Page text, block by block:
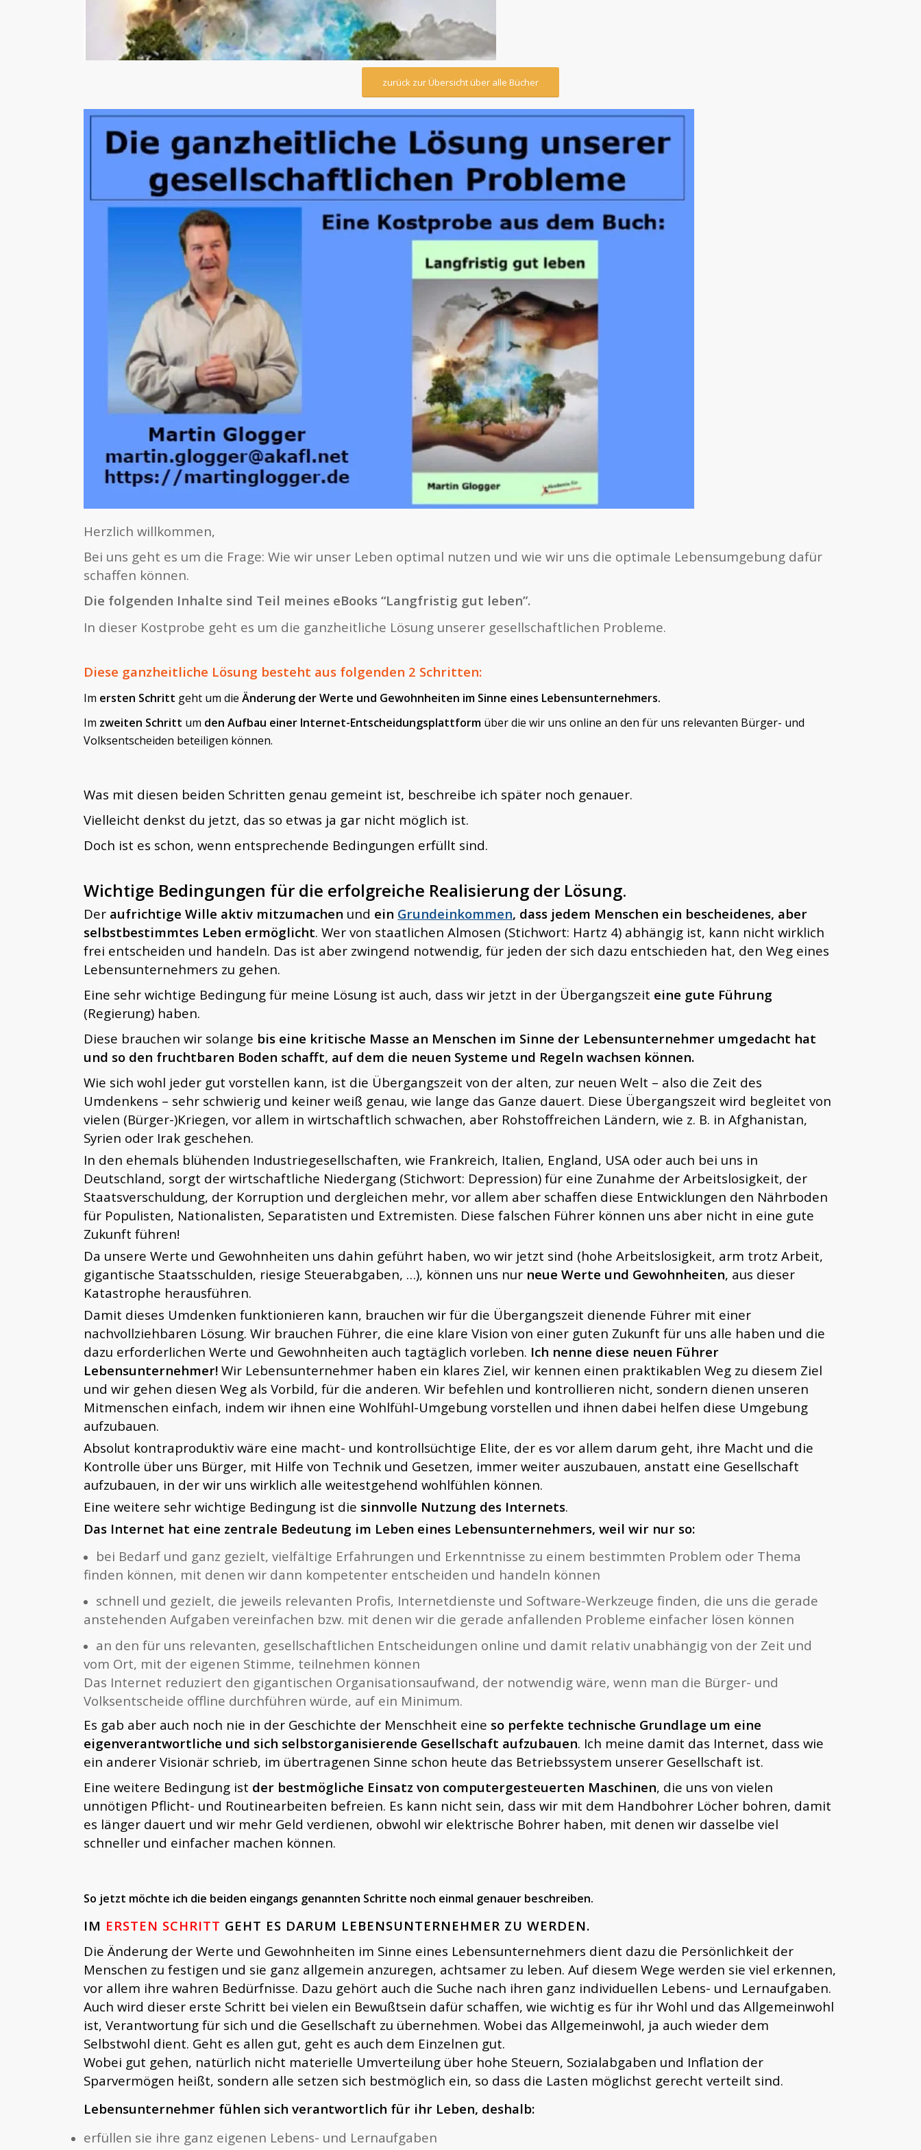
zurück zur Übersicht über alle Bücher
Herzlich willkommen,
Bei uns geht es um die Frage: Wie wir unser Leben optimal nutzen und wie wir uns die optimale Lebensumgebung dafür
schaffen können.
Die folgenden Inhalte sind Teil meines eBooks “Langfristig gut leben”.
In dieser Kostprobe geht es um die ganzheitliche Lösung unserer gesellschaftlichen Probleme.
Diese ganzheitliche Lösung besteht aus folgenden 2 Schritten:
Im ersten Schritt geht um die Änderung der Werte und Gewohnheiten im Sinne eines Lebensunternehmers.
Im zweiten Schritt um den Aufbau einer Internet-Entscheidungsplattform über die wir uns online an den für uns relevanten Bürger- und
Volksentscheiden beteiligen können.
Was mit diesen beiden Schritten genau gemeint ist, beschreibe ich später noch genauer.
Vielleicht denkst du jetzt, das so etwas ja gar nicht möglich ist.
Doch ist es schon, wenn entsprechende Bedingungen erfüllt sind.
Wichtige Bedingungen für die erfolgreiche Realisierung der Lösung.
Der aufrichtige Wille aktiv mitzumachen und ein Grundeinkommen, dass jedem Menschen ein bescheidenes, aber
selbstbestimmtes Leben ermöglicht. Wer von staatlichen Almosen (Stichwort: Hartz 4) abhängig ist, kann nicht wirklich
frei entscheiden und handeln. Das ist aber zwingend notwendig, für jeden der sich dazu entschieden hat, den Weg eines
Lebensunternehmers zu gehen.
Eine sehr wichtige Bedingung für meine Lösung ist auch, dass wir jetzt in der Übergangszeit eine gute Führung
(Regierung) haben.
Diese brauchen wir solange bis eine kritische Masse an Menschen im Sinne der Lebensunternehmer umgedacht hat
und so den fruchtbaren Boden schafft, auf dem die neuen Systeme und Regeln wachsen können.
Wie sich wohl jeder gut vorstellen kann, ist die Übergangszeit von der alten, zur neuen Welt – also die Zeit des
Umdenkens – sehr schwierig und keiner weiß genau, wie lange das Ganze dauert. Diese Übergangszeit wird begleitet von
vielen (Bürger-)Kriegen, vor allem in wirtschaftlich schwachen, aber Rohstoffreichen Ländern, wie z. B. in Afghanistan,
Syrien oder Irak geschehen.
In den ehemals blühenden Industriegesellschaften, wie Frankreich, Italien, England, USA oder auch bei uns in
Deutschland, sorgt der wirtschaftliche Niedergang (Stichwort: Depression) für eine Zunahme der Arbeitslosigkeit, der
Staatsverschuldung, der Korruption und dergleichen mehr, vor allem aber schaffen diese Entwicklungen den Nährboden
für Populisten, Nationalisten, Separatisten und Extremisten. Diese falschen Führer können uns aber nicht in eine gute
Zukunft führen!
Da unsere Werte und Gewohnheiten uns dahin geführt haben, wo wir jetzt sind (hohe Arbeitslosigkeit, arm trotz Arbeit,
gigantische Staatsschulden, riesige Steuerabgaben, …), können uns nur neue Werte und Gewohnheiten, aus dieser
Katastrophe herausführen.
Damit dieses Umdenken funktionieren kann, brauchen wir für die Übergangszeit dienende Führer mit einer
nachvollziehbaren Lösung. Wir brauchen Führer, die eine klare Vision von einer guten Zukunft für uns alle haben und die
dazu erforderlichen Werte und Gewohnheiten auch tagtäglich vorleben. Ich nenne diese neuen Führer
Lebensunternehmer! Wir Lebensunternehmer haben ein klares Ziel, wir kennen einen praktikablen Weg zu diesem Ziel
und wir gehen diesen Weg als Vorbild, für die anderen. Wir befehlen und kontrollieren nicht, sondern dienen unseren
Mitmenschen einfach, indem wir ihnen eine Wohlfühl-Umgebung vorstellen und ihnen dabei helfen diese Umgebung
aufzubauen.
Absolut kontraproduktiv wäre eine macht- und kontrollsüchtige Elite, der es vor allem darum geht, ihre Macht und die
Kontrolle über uns Bürger, mit Hilfe von Technik und Gesetzen, immer weiter auszubauen, anstatt eine Gesellschaft
aufzubauen, in der wir uns wirklich alle weitestgehend wohlfühlen können.
Eine weitere sehr wichtige Bedingung ist die sinnvolle Nutzung des Internets.
Das Internet hat eine zentrale Bedeutung im Leben eines Lebensunternehmers, weil wir nur so:
bei Bedarf und ganz gezielt, vielfältige Erfahrungen und Erkenntnisse zu einem bestimmten Problem oder Thema
finden können, mit denen wir dann kompetenter entscheiden und handeln können
schnell und gezielt, die jeweils relevanten Profis, Internetdienste und Software-Werkzeuge finden, die uns die gerade
anstehenden Aufgaben vereinfachen bzw. mit denen wir die gerade anfallenden Probleme einfacher lösen können
an den für uns relevanten, gesellschaftlichen Entscheidungen online und damit relativ unabhängig von der Zeit und
vom Ort, mit der eigenen Stimme, teilnehmen können
Das Internet reduziert den gigantischen Organisationsaufwand, der notwendig wäre, wenn man die Bürger- und
Volksentscheide offline durchführen würde, auf ein Minimum.
Es gab aber auch noch nie in der Geschichte der Menschheit eine so perfekte technische Grundlage um eine
eigenverantwortliche und sich selbstorganisierende Gesellschaft aufzubauen. Ich meine damit das Internet, dass wie
ein anderer Visionär schrieb, im übertragenen Sinne schon heute das Betriebssystem unserer Gesellschaft ist.
Eine weitere Bedingung ist der bestmögliche Einsatz von computergesteuerten Maschinen, die uns von vielen
unnötigen Pflicht- und Routinearbeiten befreien. Es kann nicht sein, dass wir mit dem Handbohrer Löcher bohren, damit
es länger dauert und wir mehr Geld verdienen, obwohl wir elektrische Bohrer haben, mit denen wir dasselbe viel
schneller und einfacher machen können.
So jetzt möchte ich die beiden eingangs genannten Schritte noch einmal genauer beschreiben.
IM ERSTEN SCHRITT GEHT ES DARUM LEBENSUNTERNEHMER ZU WERDEN.
Die Änderung der Werte und Gewohnheiten im Sinne eines Lebensunternehmers dient dazu die Persönlichkeit der
Menschen zu festigen und sie ganz allgemein anzuregen, achtsamer zu leben. Auf diesem Wege werden sie viel erkennen,
vor allem ihre wahren Bedürfnisse. Dazu gehört auch die Suche nach ihren ganz individuellen Lebens- und Lernaufgaben.
Auch wird dieser erste Schritt bei vielen ein Bewußtsein dafür schaffen, wie wichtig es für ihr Wohl und das Allgemeinwohl
ist, Verantwortung für sich und die Gesellschaft zu übernehmen. Wobei das Allgemeinwohl, ja auch wieder dem
Selbstwohl dient. Geht es allen gut, geht es auch dem Einzelnen gut.
Wobei gut gehen, natürlich nicht materielle Umverteilung über hohe Steuern, Sozialabgaben und Inflation der
Sparvermögen heißt, sondern alle setzen sich bestmöglich ein, so dass die Lasten möglichst gerecht verteilt sind.
Lebensunternehmer fühlen sich verantwortlich für ihr Leben, deshalb:
erfüllen sie ihre ganz eigenen Lebens- und Lernaufgaben